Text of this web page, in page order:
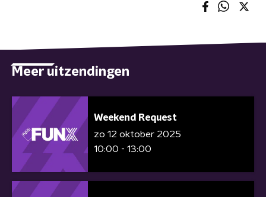
Meer uitzendingen
Weekend Request
zo 12 oktober 2025
10:00 - 13:00